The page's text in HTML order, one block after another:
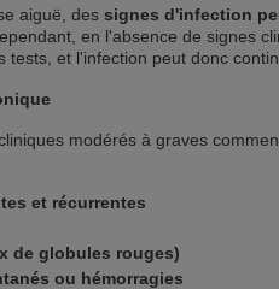
aiguë, des signes d'infection
en l'absence de signes
tests, et l'infection peut donc
modérés à graves
et récurrentes
de globules rouges)
ou hémorragies